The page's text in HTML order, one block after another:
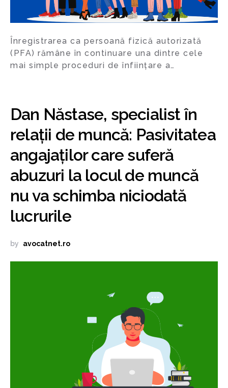
Înregistrarea ca persoană fizică autorizată
(PFA) rămâne în continuare una dintre cele
mai simple proceduri de înființare a…
Dan Năstase, specialist în
relații de muncă: Pasivitatea
angajaților care suferă
abuzuri la locul de muncă
nu va schimba niciodată
lucrurile
by avocatnet.ro